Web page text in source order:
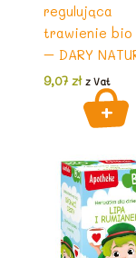
regulująca
trawienie bio
– DARY
9,07zł z Vat